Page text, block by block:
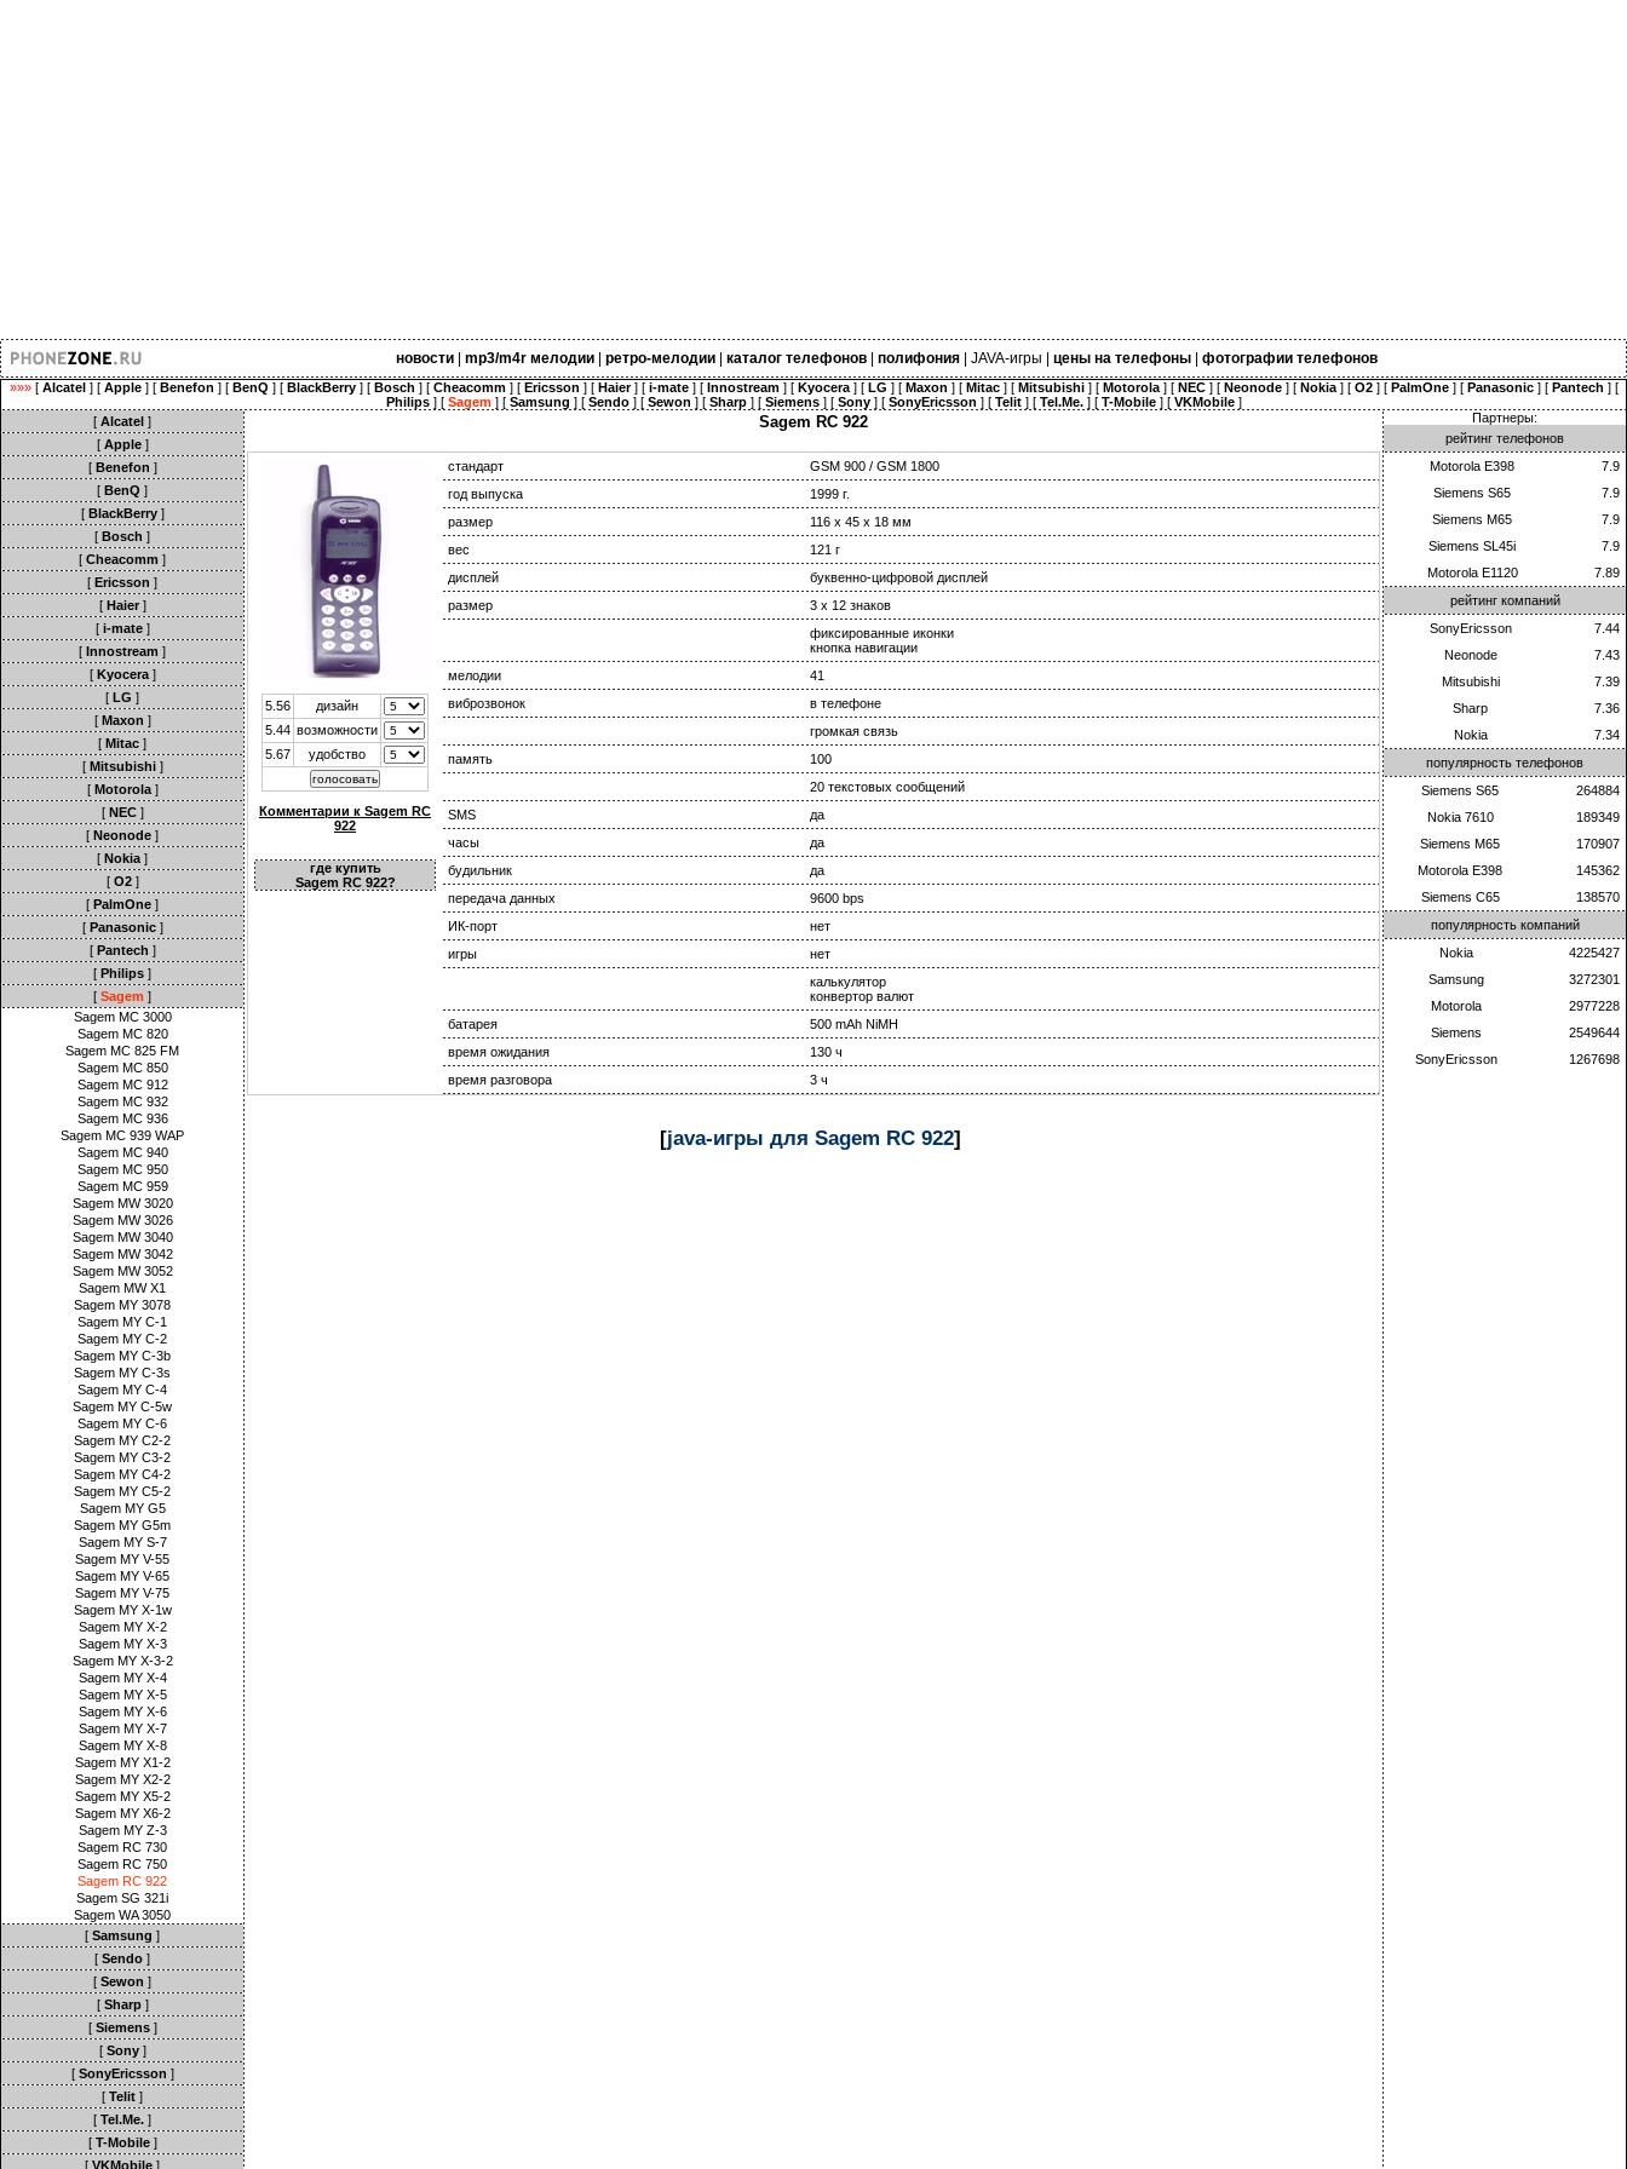
новости| mp3/m4r мелодии| ретро-мелодии| каталог телефонов| полифония| JAVA-игры цены на телефоны| фотографии телефонов
»»»[ Alcatel] [ Apple] [ Benefon ] [ BenQ ] [ BlackBerry] [ Bosch ] [ Cheacomm] [ Ericsson ] [ Haier] [ i-mate] [ Innostream] [ Kyocera] [ LG ] [ Maxon ] [ Mitac] [ Mitsubishi] [ Motorola] [ NEC] [ Neonode] [ Nokia] [ O2] [ PalmOne] [ Panasonic] [ Pantech ] [
Philips] [ Sagem] [ Samsung ] [ Sendo] [ Sewon ] [ Sharp] [ Siemens] [ Sony] [ SonyEricsson ] [ Telit] [ Tel.Me.] [ T-Mobile] [ VKMobile]
[ Alcatel ]
[ Apple]
[ Benefon ]
[ BenQ ]
[ BlackBerry]
[ Bosch ]
[ Cheacomm ]
[ Ericsson ]
[ Haier]
[ i-mate]
[ Innostream ]
[ Kyocera]
[ LG ]
[ Maxon ]
[ Mitac ]
[ Mitsubishi]
[ Motorola]
[ NEC]
[ Neonode ]
[ Nokia ]
[ O2]
[ PalmOne ]
[ Panasonic]
[ Pantech ]
[ Philips ]
[ Sagem ]
Sagem MC 3000
Sagem MC 820
Sagem MC 825 FM
Sagem MC 850
Sagem MC 912
Sagem MC 932
Sagem MC 936
Sagem MC 939 WAP
Sagem MC 940
Sagem MC 950
Sagem MC 959
Sagem MW 3020
Sagem MW 3026
Sagem MW 3040
Sagem MW 3042
Sagem MW 3052
Sagem MW X1
Sagem MY 3078
Sagem MY C-1
Sagem MY C-2
Sagem MY C-3b
Sagem MY C-3s
Sagem MY C-4
Sagem MY C-5w
Sagem MY C-6
Sagem MY C2-2
Sagem MY C3-2
Sagem MY C4-2
Sagem MY C5-2
Sagem MY G5
Sagem MY G5m
Sagem MY S-7
Sagem MY V-55
Sagem MY V-65
Sagem MY V-75
Sagem MY X-1w
Sagem MY X-2
Sagem MY X-3
Sagem MY X-3-2
Sagem MY X-4
Sagem MY X-5
Sagem MY X-6
Sagem MY X-7
Sagem MY X-8
Sagem MY X1-2
Sagem MY X2-2
Sagem MY X5-2
Sagem MY X6-2
Sagem MY Z-3
Sagem RC 730
Sagem RC 750
Sagem RC 922
Sagem SG 321i
Sagem WA 3050
[ Samsung ]
[ Sendo ]
[ Sewon ]
[ Sharp]
[ Siemens]
[ Sony]
[ SonyEricsson ]
[ Telit ]
[ Tel.Me. ]
[ T-Mobile]
[ VKMobile ]
Sagem RC 922
5.56
дизайн
5.44 возможности
5.67
удобство
Комментарии к Sagem RC
922
где купить
Sagem RC 922?
стандарт
GSM 900 / GSM 1800
год выпуска
1999 г.
размер
116 х 45 х 18 мм
вес
121 г
дисплей
буквенно-цифровой дисплей
размер
3 х 12 знаков
фиксированные иконки
кнопка навигации
мелодии
41
виброзвонок
в телефоне
громкая связь
память
100
20 текстовых сообщений
SMS
да
часы
да
будильник
да
передача данных
9600 bps
ИК-порт
нет
игры
нет
калькулятор
конвертор валют
батарея
500 mAh NiMH
время ожидания
130 ч
время разговора
3 ч
[java-игры для Sagem RC 922]
Партнеры:
рейтинг телефонов
Motorola E398
7.9
Siemens S65
7.9
Siemens M65
7.9
Siemens SL45i
7.9
Motorola E1120
7.89
рейтинг компаний
SonyEricsson
7.44
Neonode
7.43
Mitsubishi
7.39
Sharp
7.36
Nokia
7.34
популярность телефонов
Siemens S65
264884
Nokia 7610
189349
Siemens M65
170907
Motorola E398
145362
Siemens C65
138570
популярность компаний
Nokia
4225427
Samsung
3272301
Motorola
2977228
Siemens
2549644
SonyEricsson
1267698